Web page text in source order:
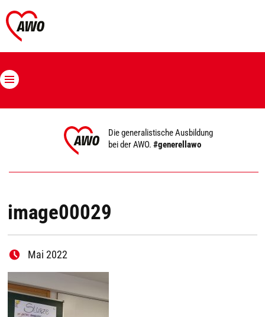
Die generalistische Ausbildung
bei der AWO.#generellawo
image00029
Mai 2022